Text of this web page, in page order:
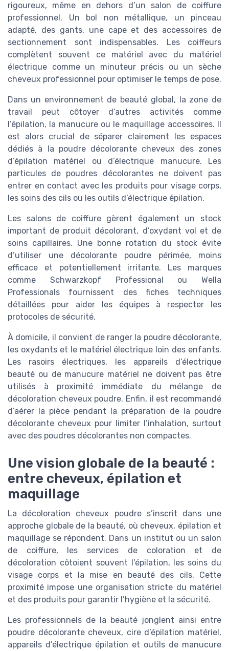
rigoureux, même en dehors d’un salon de coiffure
professionnel. Un bol non métallique, un pinceau
adapté, des gants, une cape et des accessoires de
sectionnement sont indispensables. Les coiffeurs
complètent souvent ce matériel avec du matériel
électrique comme un minuteur précis ou un sèche
cheveux professionnel pour optimiser le temps de pose.
Dans un environnement de beauté global, la zone de
travail peut côtoyer d’autres activités comme
l’épilation, la manucure ou le maquillage accessoires. Il
est alors crucial de séparer clairement les espaces
dédiés à la poudre décolorante cheveux des zones
d’épilation matériel ou d’électrique manucure. Les
particules de poudres décolorantes ne doivent pas
entrer en contact avec les produits pour visage corps,
les soins des cils ou les outils d’électrique épilation.
Les salons de coiffure gèrent également un stock
important de produit décolorant, d’oxydant vol et de
soins capillaires. Une bonne rotation du stock évite
d’utiliser une décolorante poudre périmée, moins
efficace et potentiellement irritante. Les marques
comme Schwarzkopf Professional ou Wella
Professionals fournissent des fiches techniques
détaillées pour aider les équipes à respecter les
protocoles de sécurité.
À domicile, il convient de ranger la poudre décolorante,
les oxydants et le matériel électrique loin des enfants.
Les rasoirs électriques, les appareils d’électrique
beauté ou de manucure matériel ne doivent pas être
utilisés à proximité immédiate du mélange de
décoloration cheveux poudre. Enfin, il est recommandé
d’aérer la pièce pendant la préparation de la poudre
décolorante cheveux pour limiter l’inhalation, surtout
avec des poudres décolorantes non compactes.
Une vision globale de la beauté :
entre cheveux, épilation et
maquillage
La décoloration cheveux poudre s’inscrit dans une
approche globale de la beauté, où cheveux, épilation et
maquillage se répondent. Dans un institut ou un salon
de coiffure, les services de coloration et de
décoloration côtoient souvent l’épilation, les soins du
visage corps et la mise en beauté des cils. Cette
proximité impose une organisation stricte du matériel
et des produits pour garantir l’hygiène et la sécurité.
Les professionnels de la beauté jonglent ainsi entre
poudre décolorante cheveux, cire d’épilation matériel,
appareils d’électrique épilation et outils de manucure